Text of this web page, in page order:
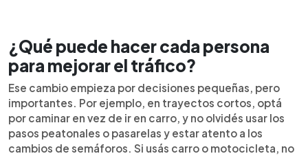
¿Qué puede hacer cada persona
para mejorar el tráfico?
Ese cambio empieza por decisiones pequeñas, pero
importantes. Por ejemplo, en trayectos cortos, optá
por caminar en vez de ir en carro, y no olvidés usar los
pasos peatonales o pasarelas y estar atento a los
cambios de semáforos. Si usás carro o motocicleta, no